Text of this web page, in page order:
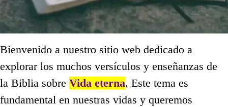
Bienvenido a nuestro sitio web dedicado a
explorar los muchos versículos y enseñanzas de
la Biblia sobre Vida eterna. Este tema es
fundamental en nuestras vidas y queremos